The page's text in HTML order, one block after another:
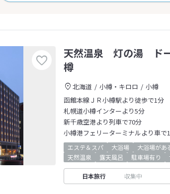
天然温泉 灯の湯 ドー
樽
北海道 小樽・キロロ
小樽
函館本線ＪＲ小樽駅より徒歩で1分
札幌道小樽インターより5分
新千歳空港より列車で70分
小樽港フェリーターミナルより車で
エステ＆スパ 大浴場 大浴場があ
天然温泉
露天風呂 駐車場有り
日本旅行 収集中